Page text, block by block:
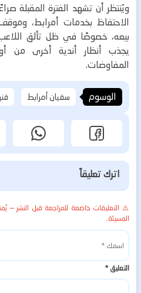
ويُنتظر أن تشهد الفترة المقبلة
الاحتفاظ بخدمات أمرابط،
بيعه، خصوصًا في ظل تألق
يجذب أنظار أندية أخرى من
المفاوضات.
الوسوم سفيان أمرابط
اترك تعليقاً
⚠️ التعليقات خاضعة للمراجعة قبل النشر —
المسيئة.
التعليق*